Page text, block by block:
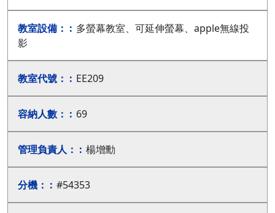
多螢幕教室、可延伸螢幕、apple無線投
影
EE209
69
楊增勳
#54353